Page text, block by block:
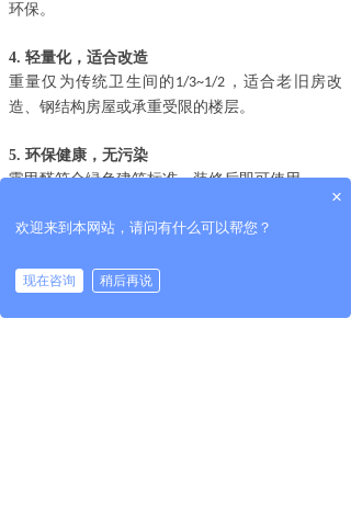
环保。
4. 轻量化，适合改造
重量仅为传统卫生间的 1/3~1/2 ，适合老旧房改
造、钢结构房屋或承重受限的楼层。
5. 环保健康，无污染
零甲醛符合绿色建筑标准，装修后即可使用。
酒店、公寓、宿舍——快装、低成本、易维护
×
欢迎来到本网站，请问有什么可以帮您？
现在咨询 稍后再说